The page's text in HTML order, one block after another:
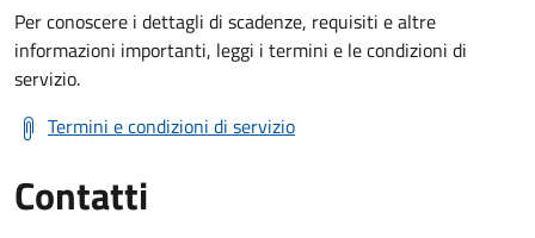
Per conoscere i dettagli di scadenze, requisiti e altre
informazioni importanti, leggi i termini e le condizioni di
servizio.
Termini e condizioni di servizio
Contatti